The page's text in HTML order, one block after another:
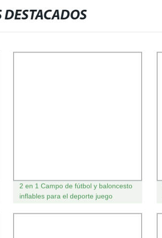
DESTACADOS
2 en 1 Campo de fútbol y baloncesto
inflables para el deporte juego